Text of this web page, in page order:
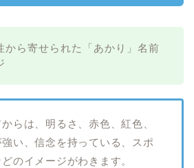
から寄せられた「あかり」名前
らは、明るさ、赤色、紅色、
い、信念を持っている、スポ
のイメージがわきます。